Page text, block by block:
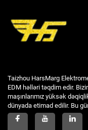
Taizhou HarsMarg
EDM həlləri təqdim edir.
maşınlarımız yüksək
dünyada etimad edilir. Bu